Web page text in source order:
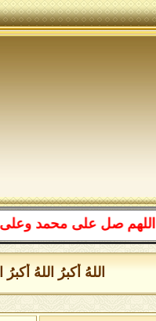
على محمد وعلى آل محمد
اللهُ أكبرُ اللهُ أكبرُ اللهُ